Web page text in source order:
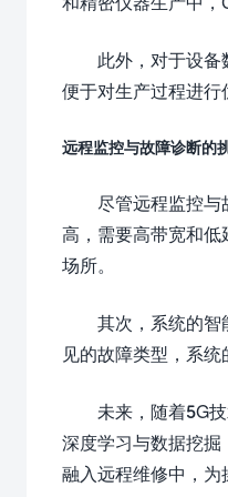
此外，对于设
便于对生产过程进
远程监控与故障诊断的
尽管远程监控与
高，需要高带宽和
场所。
其次，系统的智
见的故障类型，系统
未来，随着5G
深度学习与数据挖
融入远程维修中，